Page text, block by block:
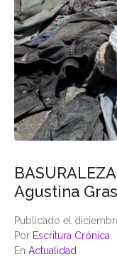
Publicado el
Por Escritura Crónica
En Actualidad
Agustina